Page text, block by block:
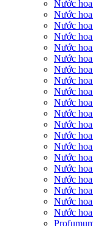
Nước
Nước
Nước
Nước
Nước
Nước
Nước
Nước
Nước
Nước
Nước
Nước
Nước
Nước
Nước
Nước
Nước
Nước
Nước
Nước